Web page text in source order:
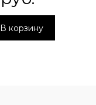
В корзину